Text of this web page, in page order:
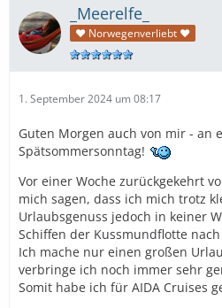
_Meerelfe_
♥ Norwegenverliebt ♥
1. September 2024 um 08:17
Guten Morgen auch von mir - an
Spätsommersonntag!
Vor einer Woche zurückgekehrt
mich sagen, dass ich mich trotz
Urlaubsgenuss jedoch in keiner
Schiffen der Kussmundflotte
Ich mache nur einen großen
verbringe ich noch immer sehr
Somit habe ich für AIDA Cruises